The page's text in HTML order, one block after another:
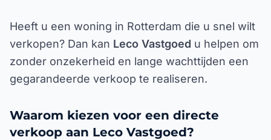
Heeft u een woning in Rotterdam die u snel wilt
verkopen? Dan kan Leco Vastgoed u helpen om
zonder onzekerheid en lange wachttijden een
gegarandeerde verkoop te realiseren.
Waarom kiezen voor een directe
verkoop aan Leco Vastgoed?